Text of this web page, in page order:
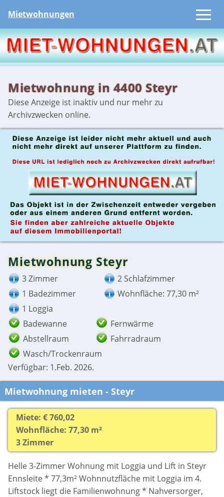
Mietwohnungen
Mietwohnung in 4400 Steyr
Diese Anzeige ist inaktiv und nur mehr zu
Archivzwecken online.
Mietwohnung Steyr
3 Zimmer
2 Schlafzimmer
1 Badezimmer
Wohnfläche: 77,30 m²
1 Loggia
Badewanne
Fernwärme
Abstellraum
Fahrradraum
Wasch/Trockenraum
Verfügbar: 1.Feb. 2026.
Mietwohnung mieten - Steyr
Miete: € 760,02
Wohnfläche: 77,30 m²
3 Zimmer
Helle 3-Zimmer Wohnung mit Loggia und Lift in Steyr
Ennsleite * 77,3m² Wohnnutzfläche mit Loggia im 4.
Liftstock liegt die Familienwohnung * Nahversorger,